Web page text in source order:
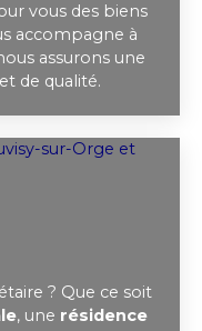
vous des biens
accompagne à
assurons une
de qualité.
? Que ce soit
, une résidence